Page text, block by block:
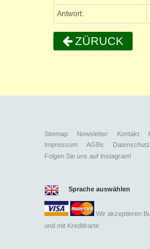
Antwort:
ZÜRUCK
Sitemap Newsletter Kontakt
Impressum
AGBs
Datenschutz
Folgen Sie uns auf Instagram!
Sprache auswählen
Wir akzeptieren
und mit Kreditkarte